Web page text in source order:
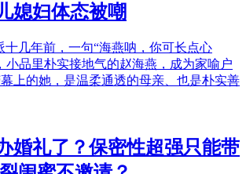
媳妇体态被嘲
十几年前，一句“海燕呐，你可长点心
小品里朴实接地气的赵海燕，成为家喻户
上的她，是温柔通透的母亲、也是朴实善
婚礼了？保密性超强只能带